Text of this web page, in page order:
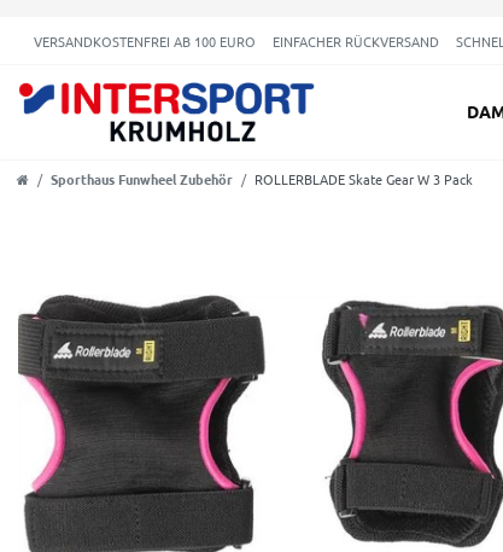
VERSANDKOSTENFREI AB 100 EURO EINFACHER RÜCKVERSAND
Sporthaus Funwheel Zubehör ROLLERBLADE Skate Gear W 3 Pack